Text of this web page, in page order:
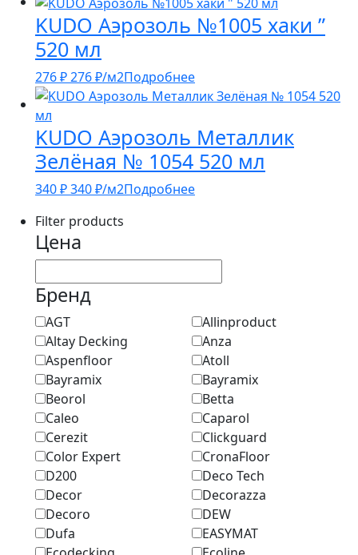
KUDO Аэрозоль №1005 хаки ”
520 мл
276₽276₽/м2Подробнее
KUDO Аэрозоль Металлик
Зелёная № 1054 520 мл
340₽340₽/м2Подробнее
Filter products
Цена
Бренд
AGT
Allinproduct
Altay Decking
Anza
Aspenfloor
Atoll
Bayramix
Bayramix
Beorol
Betta
Caleo
Caparol
Cerezit
Clickguard
Color Expert
CronaFloor
D200
Deco Tech
Decor
Decorazza
Decoro
DEW
Dufa
EASYMAT